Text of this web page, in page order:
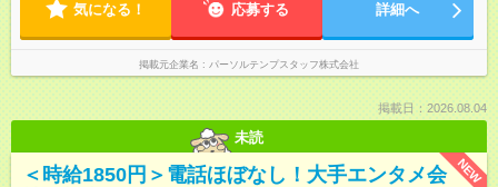
気になる！ 応募する 詳細へ
掲載元企業名 パーソルテンプスタッフ株式会社
掲載日：2026.08.04
未読
NEW
＜時給1850円＞電話ほぼなし！大手エンタメ会